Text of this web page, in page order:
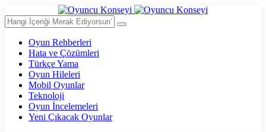
Oyun Rehberleri
Hata ve Çözümleri
Türkçe Yama
Oyun Hileleri
Mobil Oyunlar
Teknoloji
Oyun İncelemeleri
Yeni Çıkacak Oyunlar